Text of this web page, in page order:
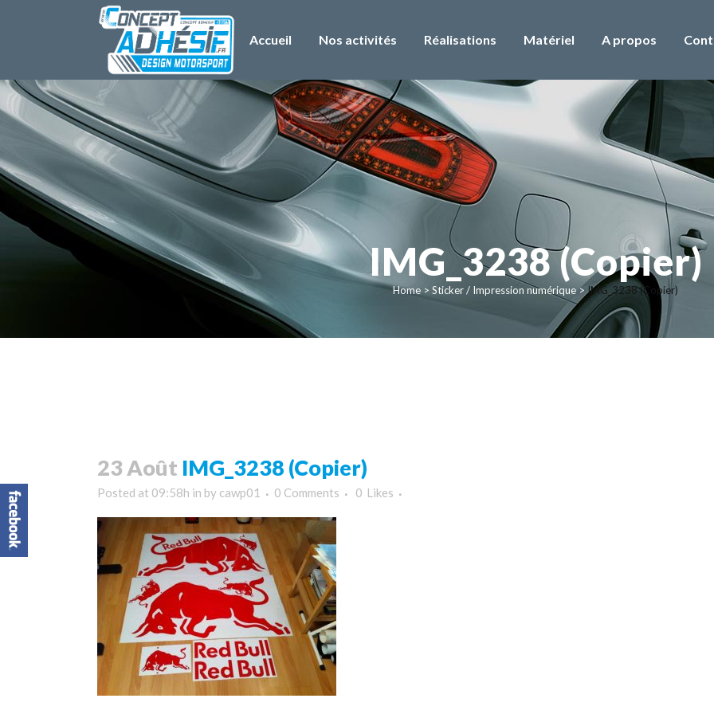
Accueil Nos activités Réalisations Matériel A propos
IMG_3238 (Copier)
Home > Sticker / Impression numérique>IMG_3238 (Copier)
23 Août IMG_3238 (Copier)
Posted at 09:58h in by cawp01 0 Comments 0 Likes